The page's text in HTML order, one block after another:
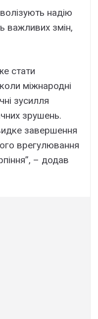
надію
важливих змін,
стати
міжнародні
зусилля
зрушень.
завершення
врегулювання
– додав